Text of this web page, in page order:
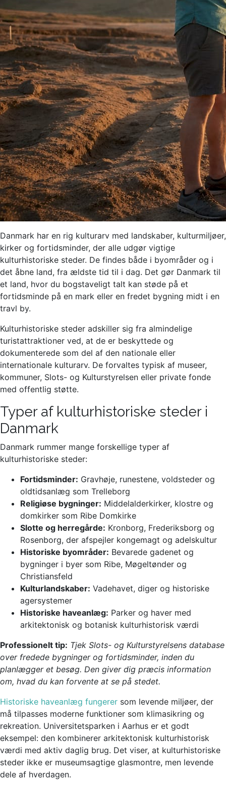
Danmark har en rig kulturarv med landskaber, kulturmiljøer,
kirker og fortidsminder, der alle udgør vigtige
kulturhistoriske steder. De findes både i byområder og i
det åbne land, fra ældste tid til i dag. Det gør Danmark til
et land, hvor du bogstaveligt talt kan støde på et
fortidsminde på en mark eller en fredet bygning midt i en
travl by.
Kulturhistoriske steder adskiller sig fra almindelige
turistattraktioner ved, at de er beskyttede og
dokumenterede som del af den nationale eller
internationale kulturarv. De forvaltes typisk af museer,
kommuner, Slots- og Kulturstyrelsen eller private fonde
med offentlig støtte.
Typer af kulturhistoriske steder i
Danmark
Danmark rummer mange forskellige typer af
kulturhistoriske steder:
Fortidsminder: Gravhøje, runestene, voldsteder og
oldtidsanlæg som Trelleborg
Religiøse bygninger: Middelalderkirker, klostre og
domkirker som Ribe Domkirke
Slotte og herregårde: Kronborg, Frederiksborg og
Rosenborg, der afspejler kongemagt og adelskultur
Historiske byområder: Bevarede gadenet og
bygninger i byer som Ribe, Møgeltønder og
Christiansfeld
Kulturlandskaber: Vadehavet, diger og historiske
agersystemer
Historiske haveanlæg: Parker og haver med
arkitektonisk og botanisk kulturhistorisk værdi
Professionelt tip: Tjek Slots- og Kulturstyrelsens database
over fredede bygninger og fortidsminder, inden du
planlægger et besøg. Den giver dig præcis information
om, hvad du kan forvente at se på stedet.
Historiske haveanlæg fungerer som levende miljøer, der
må tilpasses moderne funktioner som klimasikring og
rekreation. Universitetsparken i Aarhus er et godt
eksempel: den kombinerer arkitektonisk kulturhistorisk
værdi med aktiv daglig brug. Det viser, at kulturhistoriske
steder ikke er museumsagtige glasmontre, men levende
dele af hverdagen.